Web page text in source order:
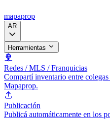
mapaprop
AR
Herramientas
Redes / MLS / Franquicias
Compartí inventario entre
Mapaprop.
Publicación
Publicá automáticamente en los